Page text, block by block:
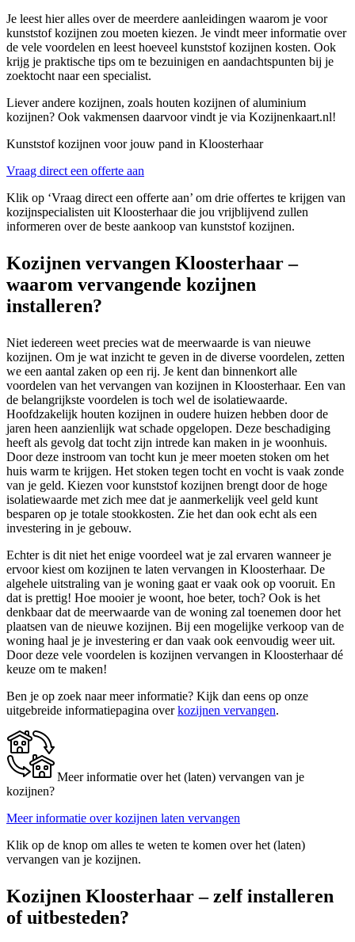
Je leest hier alles over de meerdere aanleidingen waarom je voor
kunststof kozijnen zou moeten kiezen. Je vindt meer informatie over
de vele voordelen en leest hoeveel kunststof kozijnen kosten. Ook
krijg je praktische tips om te bezuinigen en aandachtspunten bij je
zoektocht naar een specialist.
Liever andere kozijnen, zoals houten kozijnen of aluminium
kozijnen? Ook vakmensen daarvoor vindt je via Kozijnenkaart.nl!
Kunststof kozijnen voor jouw pand in Kloosterhaar
Vraag direct een offerte aan
Klik op ‘Vraag direct een offerte aan’ om drie offertes te krijgen van
kozijnspecialisten uit Kloosterhaar die jou vrijblijvend zullen
informeren over de beste aankoop van kunststof kozijnen.
Kozijnen vervangen Kloosterhaar –
waarom vervangende kozijnen
installeren?
Niet iedereen weet precies wat de meerwaarde is van nieuwe
kozijnen. Om je wat inzicht te geven in de diverse voordelen, zetten
we een aantal zaken op een rij. Je kent dan binnenkort alle
voordelen van het vervangen van kozijnen in Kloosterhaar. Een van
de belangrijkste voordelen is toch wel de isolatiewaarde.
Hoofdzakelijk houten kozijnen in oudere huizen hebben door de
jaren heen aanzienlijk wat schade opgelopen. Deze beschadiging
heeft als gevolg dat tocht zijn intrede kan maken in je woonhuis.
Door deze instroom van tocht kun je meer moeten stoken om het
huis warm te krijgen. Het stoken tegen tocht en vocht is vaak zonde
van je geld. Kiezen voor kunststof kozijnen brengt door de hoge
isolatiewaarde met zich mee dat je aanmerkelijk veel geld kunt
besparen op je totale stookkosten. Zie het dan ook echt als een
investering in je gebouw.
Echter is dit niet het enige voordeel wat je zal ervaren wanneer je
ervoor kiest om kozijnen te laten vervangen in Kloosterhaar. De
algehele uitstraling van je woning gaat er vaak ook op vooruit. En
dat is prettig! Hoe mooier je woont, hoe beter, toch? Ook is het
denkbaar dat de meerwaarde van de woning zal toenemen door het
plaatsen van de nieuwe kozijnen. Bij een mogelijke verkoop van de
woning haal je je investering er dan vaak ook eenvoudig weer uit.
Door deze vele voordelen is kozijnen vervangen in Kloosterhaar dé
keuze om te maken!
Ben je op zoek naar meer informatie? Kijk dan eens op onze
uitgebreide informatiepagina overkozijnen vervangen.
Meer informatie over het (laten) vervangen van je
kozijnen?
Meer informatie over kozijnen laten vervangen
Klik op de knop om alles te weten te komen over het (laten)
vervangen van je kozijnen.
Kozijnen Kloosterhaar – zelf installeren
of uitbesteden?